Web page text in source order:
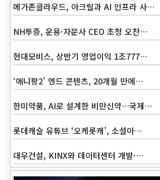
메가존클라우드, 아크릴과 AI 인프라 사…
NH투증, 운용·자문사 CEO 초청 오찬…
현대모비스, 상반기 영업이익 1조777…
‘애니팡2’ 엔드 콘텐츠, 20개월 만에…
한미약품, AI로 설계한 비만신약…국제…
롯데캐슬 유튜브 ‘오케롯캐’, 소셜아…
대우건설, KINX와 데이터센터 개발·…